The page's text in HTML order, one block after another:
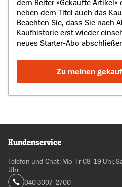
dem Reiter »Gekaufte
neben dem Titel auch das
Beachten Sie, dass Sie nach
Kaufhistorie erst wieder
neues Starter-Abo
Zu meinen
Kundenservice
Telefon und Chat: Mo-Fr 08-19 Uhr,
Uhr
040 3007-2700